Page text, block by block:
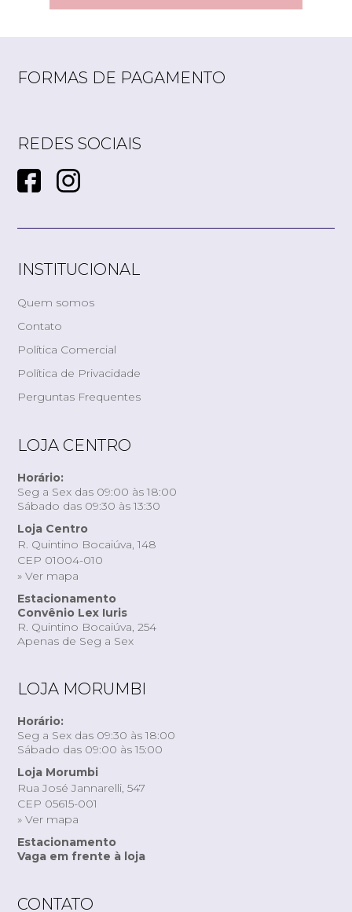
FORMAS DE PAGAMENTO
REDES SOCIAIS
INSTITUCIONAL
Quem somos
Contato
Política Comercial
Política de Privacidade
Perguntas Frequentes
LOJA CENTRO
Horário:
Seg a Sex das 09:00 às 18:00
Sábado das 09:30 às 13:30
Loja Centro
R. Quintino Bocaiúva, 148
CEP 01004-010
» Ver mapa
Estacionamento
Convênio Lex Iuris
R. Quintino Bocaiúva, 254
Apenas de Seg a Sex
LOJA MORUMBI
Horário:
Seg a Sex das 09:30 às 18:00
Sábado das 09:00 às 15:00
Loja Morumbi
Rua José Jannarelli, 547
CEP 05615-001
» Ver mapa
Estacionamento
Vaga em frente à loja
CONTATO